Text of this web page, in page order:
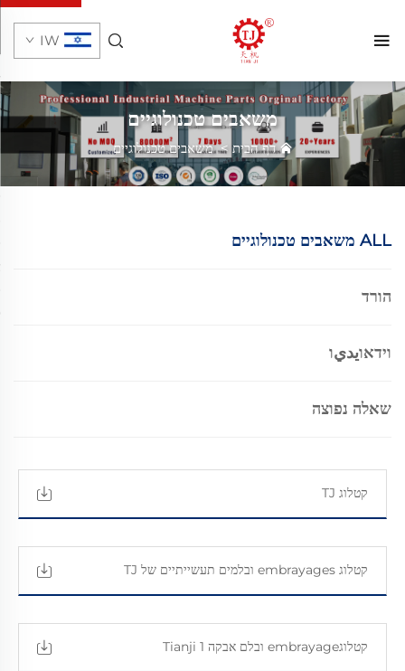
IW
משאבים טכנולוגיים
דף הבית >משאבים טכנולוגיים
ALL משאבים טכנולוגיים
הורד
וידאוيديו
שאלה נפוצה
קטלוג TJ
קטלוג embrayages ובלמים תעשייתיים של TJ
קטלוגembrayage ובלם אבקה Tianji 1